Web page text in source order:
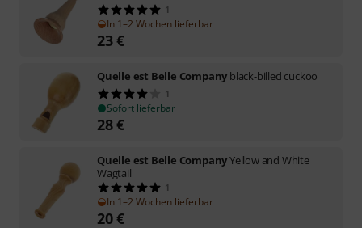
1
In 1–2 Wochen lieferbar
23€
Quelle est Belle Company black-billed cuckoo
1
Sofort lieferbar
28€
Quelle est Belle CompanyYellow and White
Wagtail
1
In 1–2 Wochen lieferbar
20€